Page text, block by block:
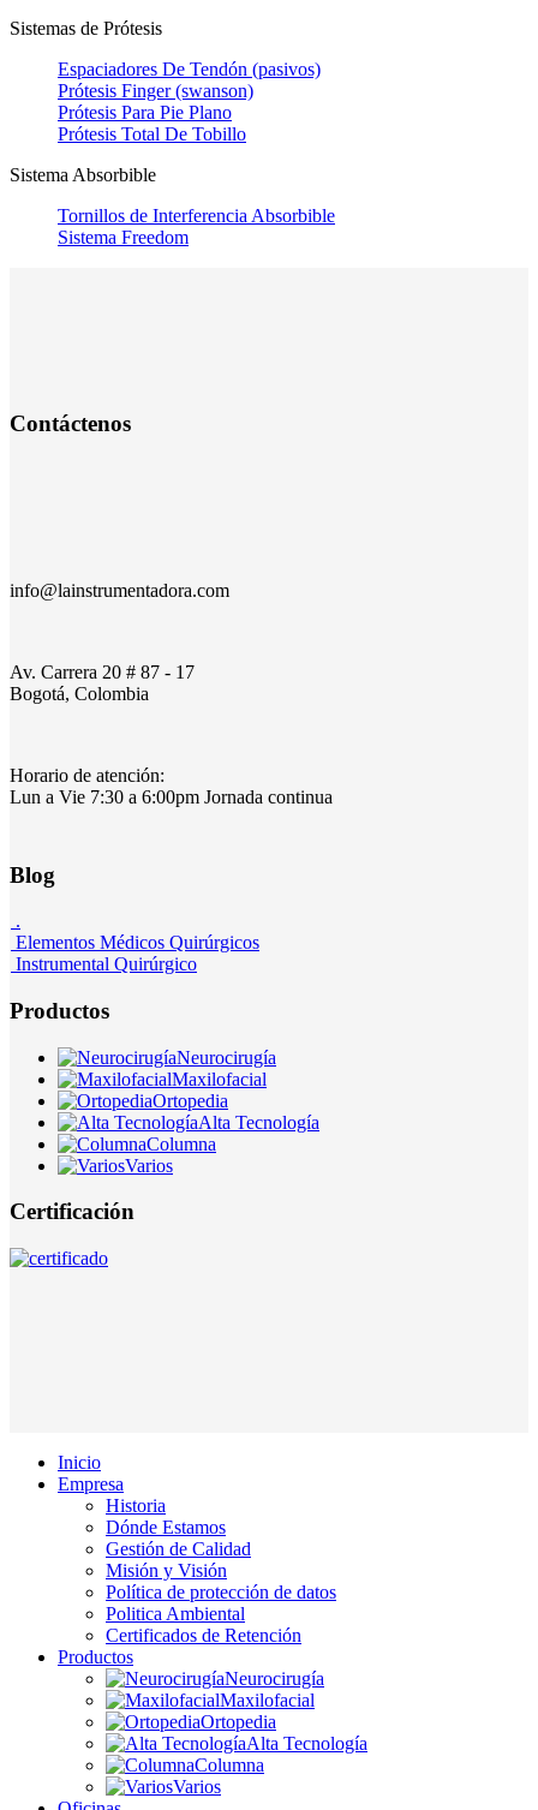
Sistemas de Prótesis
Espaciadores De Tendón (pasivos)
Prótesis Finger (swanson)
Prótesis Para Pie Plano
Prótesis Total De Tobillo
Sistema Absorbible
Tornillos de Interferencia Absorbible
Sistema Freedom
Contáctenos
info@lainstrumentadora.com
Av. Carrera 20 # 87 - 17
Bogotá, Colombia
Horario de atención:
Lun a Vie 7:30 a 6:00pm Jornada continua
Blog
.
Elementos Médicos Quirúrgicos
Instrumental Quirúrgico
Productos
Neurocirugía
Maxilofacial
Ortopedia
Alta Tecnología
Columna
Varios
Certificación
Inicio
Empresa
Historia
Dónde Estamos
Gestión de Calidad
Misión y Visión
Política de protección de datos
Politica Ambiental
Certificados de Retención
Productos
Neurocirugía
Maxilofacial
Ortopedia
Alta Tecnología
Columna
Varios